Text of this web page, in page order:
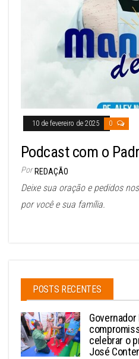
10 de fevereiro de 2025 0
Podcast com o
Por REDAÇÃO
Deixe sua oração e pedidos
por você e sua família.
POSTS RECENTES
celebrar o
José